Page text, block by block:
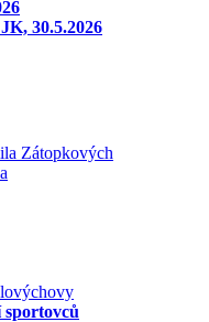
30.5.2026
Zátopkových
sportovců